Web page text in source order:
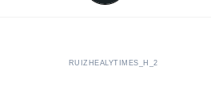
RUIZHEALYTIMES_H_2